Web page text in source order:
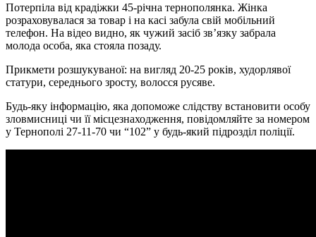
Потерпіла від крадіжки 45-річна тернополянка. Жінка
розраховувалася за товар і на касі забула свій мобільний
телефон. На відео видно, як чужий засіб зв’язку забрала
молода особа, яка стояла позаду.
Прикмети розшукуваної: на вигляд 20-25 років, худорлявої
статури, середнього зросту, волосся русяве.
Будь-яку інформацію, яка допоможе слідству встановити особу
зловмисниці чи її місцезнаходження, повідомляйте за номером
у Тернополі 27-11-70 чи “102” у будь-який підрозділ поліції.